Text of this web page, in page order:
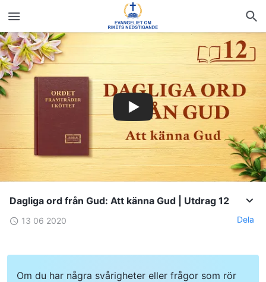
Dagliga ord från Gud: Att känna Gud | Utdrag 12
13 06 2020 Dela
Om du har några svårigheter eller frågor som rör